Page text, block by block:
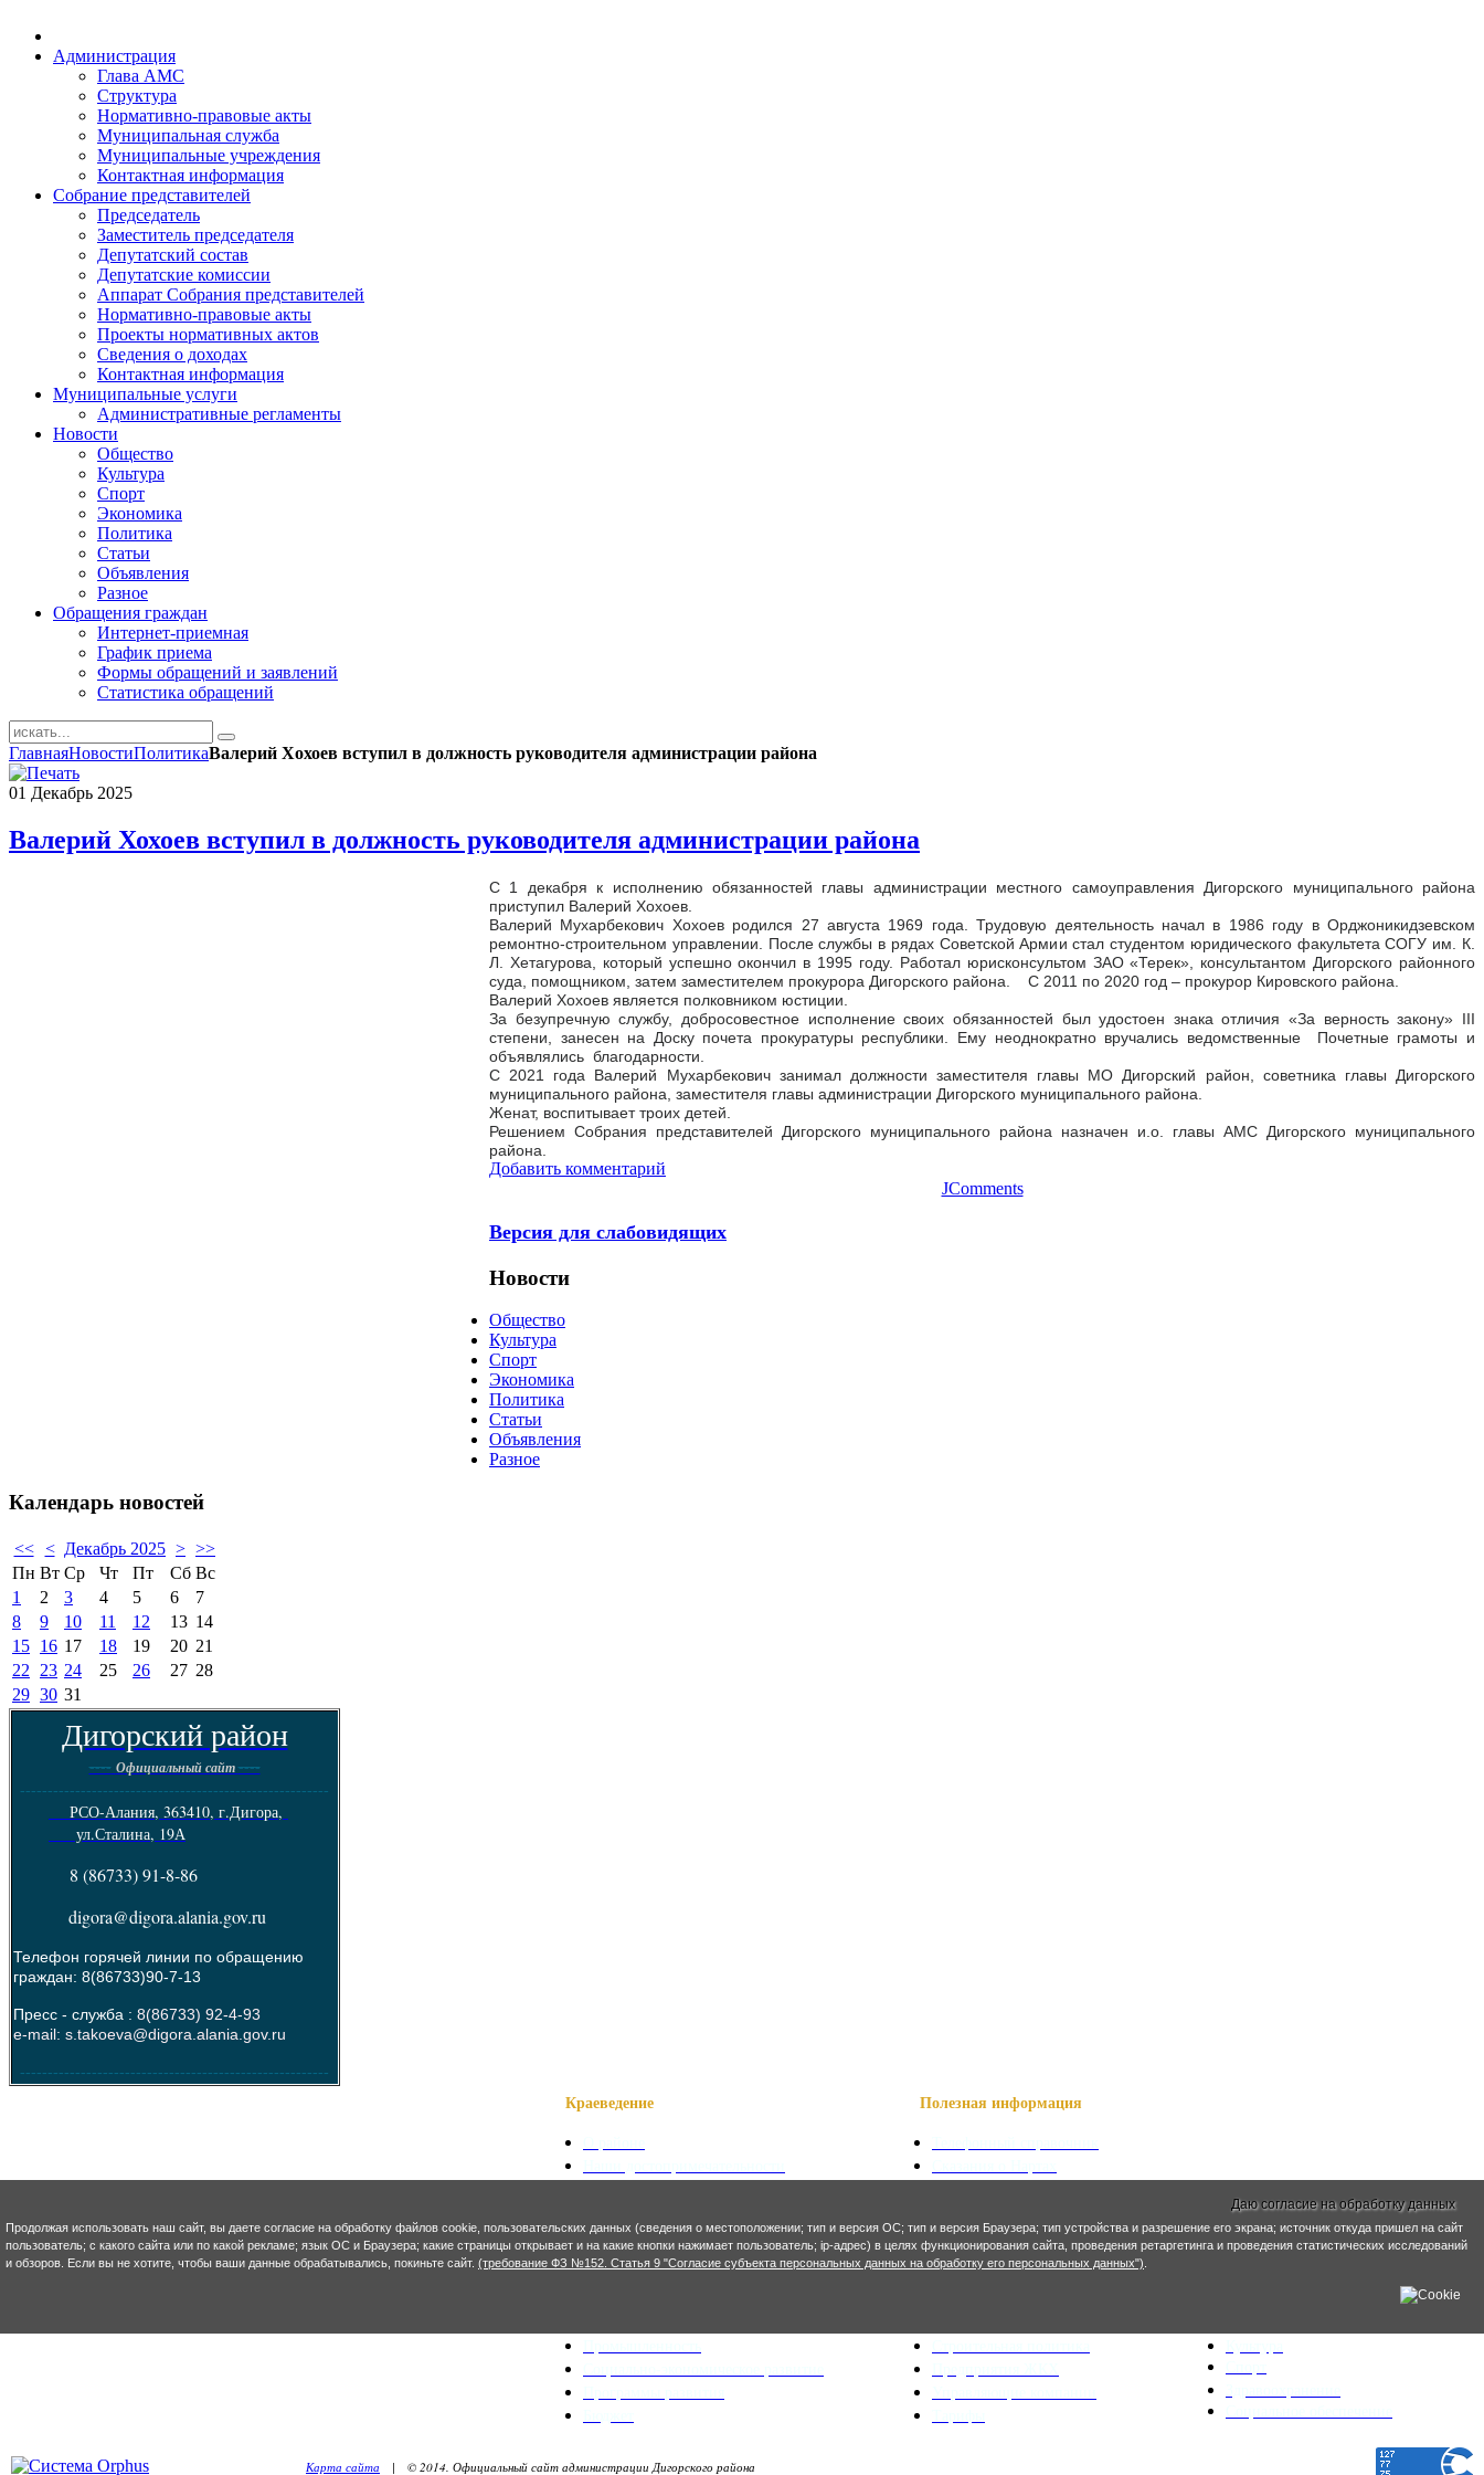
Администрация
Глава АМС
Структура
Нормативно-правовые акты
Муниципальная служба
Муниципальные учреждения
Контактная информация
Собрание представителей
Председатель
Заместитель председателя
Депутатский состав
Депутатские комиссии
Аппарат Собрания представителей
Нормативно-правовые акты
Проекты нормативных актов
Сведения о доходах
Контактная информация
Муниципальные услуги
Административные регламенты
Новости
Общество
Культура
Спорт
Экономика
Политика
Статьи
Объявления
Разное
Обращения граждан
Интернет-приемная
График приема
Формы обращений и заявлений
Статистика обращений
ГлавнаяНовостиПолитикаВалерий Хохоев вступил в должность руководителя администрации района
01 Декабрь 2025
Валерий Хохоев вступил в должность руководителя администрации района
С 1 декабря к исполнению обязанностей главы администрации местного самоуправления Дигорского муниципального района
приступил Валерий Хохоев.
Валерий Мухарбекович Хохоев родился 27 августа 1969 года. Трудовую деятельность начал в 1986 году в Орджоникидзевском
ремонтно-строительном управлении. После службы в рядах Советской Армии стал студентом юридического факультета СОГУ им. К.
Л. Хетагурова, который успешно окончил в 1995 году. Работал юрисконсультом ЗАО «Терек», консультантом Дигорского районного
суда, помощником, затем заместителем прокурора Дигорского района. С 2011 по 2020 год – прокурор Кировского района.
Валерий Хохоев является полковником юстиции.
За безупречную службу, добросовестное исполнение своих обязанностей был удостоен знака отличия «За верность закону» III
степени, занесен на Доску почета прокуратуры республики. Ему неоднократно вручались ведомственные Почетные грамоты и
объявлялись благодарности.
С 2021 года Валерий Мухарбекович занимал должности заместителя главы МО Дигорский район, советника главы Дигорского
муниципального района, заместителя главы администрации Дигорского муниципального района.
Женат, воспитывает троих детей.
Решением Собрания представителей Дигорского муниципального района назначен и.о. главы АМС Дигорского муниципального
района.
Добавить комментарий
JComments
Версия для слабовидящих
Новости
Общество
Культура
Спорт
Экономика
Политика
Статьи
Объявления
Разное
Календарь новостей
<< < Декабрь 2025 > >>
Пн Вт Ср Чт Пт Сб Вс
1
2 3 4 5 6
7
8
9 10 11 12 13 14
15 16 17 18 19 20 21
22
23 24 25 26 27 28
29 30 31
Дигорский район
---- Официальный сайт----
--------------------------------------------------------
РСО-Алания, 363410, г.Дигора,
ул.Сталина, 19А
8 (86733) 91-8-86
digora@digora.alania.gov.ru
Телефон горячей линии по обращению
граждан: 8(86733)90-7-13
Пресс - служба : 8(86733) 92-4-93
e-mail: s.takoeva@digora.alania.gov.ru
--------------------------------------------------------
Краеведение
Фотогалерея
Полезная информация
Осетинские имена
Карта сайта | © 2014. Официальный сайт администрации Дигорского района
Даю согласие на обработку данных
Продолжая использовать наш сайт, вы даете согласие на обработку файлов cookie, пользовательских данных (сведения о местоположении; тип и версия ОС; тип и версия Браузера; тип устройства и разрешение его экрана; источник откуда пришел на сайт
пользователь; с какого сайта или по какой рекламе; язык ОС и Браузера; какие страницы открывает и на какие кнопки нажимает пользователь; ip-адрес) в целях функционирования сайта, проведения ретаргетинга и проведения статистических исследований
и обзоров. Если вы не хотите, чтобы ваши данные обрабатывались, покиньте сайт. (требование ФЗ №152. Статья 9 "Согласие субъекта персональных данных на обработку его персональных данных")